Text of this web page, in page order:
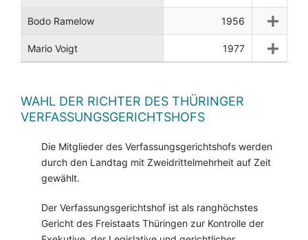
Bodo Ramelow 1956
Mario Voigt 1977
WAHL DER RICHTER DES THÜRINGER
VERFASSUNGSGERICHTSHOFS
Die Mitglieder des Verfassungsgerichtshofs werden
durch den Landtag mit Zweidrittelmehrheit auf Zeit
gewählt.
Der Verfassungsgerichtshof ist als ranghöchstes
Gericht des Freistaats Thüringen zur Kontrolle der